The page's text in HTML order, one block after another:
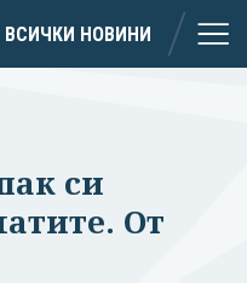
ВСИЧКИ НОВИНИ
си
От